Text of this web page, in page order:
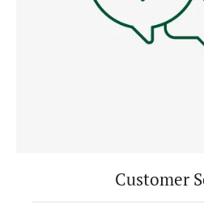
Customer